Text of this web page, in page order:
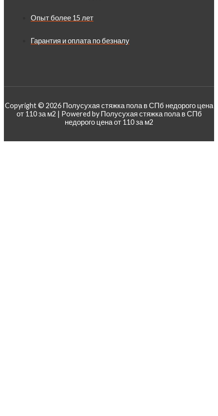
Опыт более 15 лет
Гарантия и оплата по безналу
Copyright © 2026 Полусухая стяжка пола в СПб недорого цена
от 110 за м2 | Powered by Полусухая стяжка пола в СПб
недорого цена от 110 за м2